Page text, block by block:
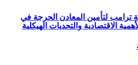
ترامب لتأمين المعادن الحرجة في
الاقتصادية والتحديات الهيكلية